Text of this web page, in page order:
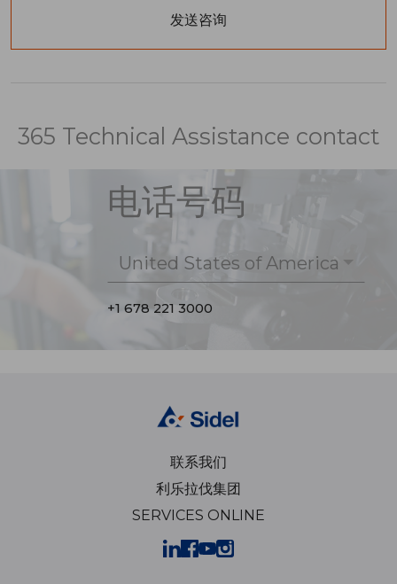
365 Technical Assistance contact
电话号码
United States of America
+1 678 221 3000
联系我们
利乐拉伐集团
SERVICES ONLINE